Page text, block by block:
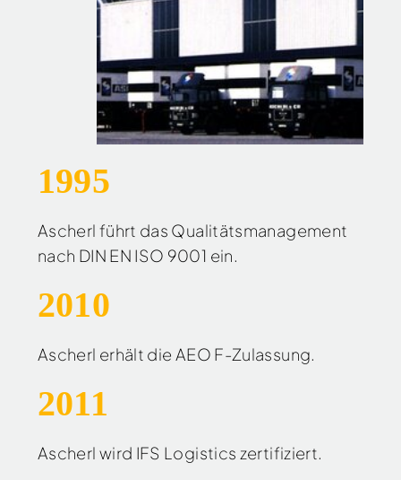
1995
Ascherl führt das Qualitätsmanagement
nach DIN EN ISO 9001 ein.
2010
Ascherl erhält die AEO F-Zulassung.
2011
Ascherl wird IFS Logistics zertifiziert.